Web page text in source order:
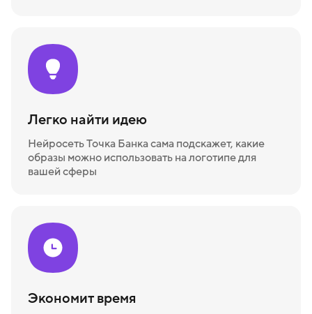
Легко найти идею
Нейросеть Точка Банка сама подскажет, какие
образы можно использовать на логотипе для
вашей сферы
Экономит время